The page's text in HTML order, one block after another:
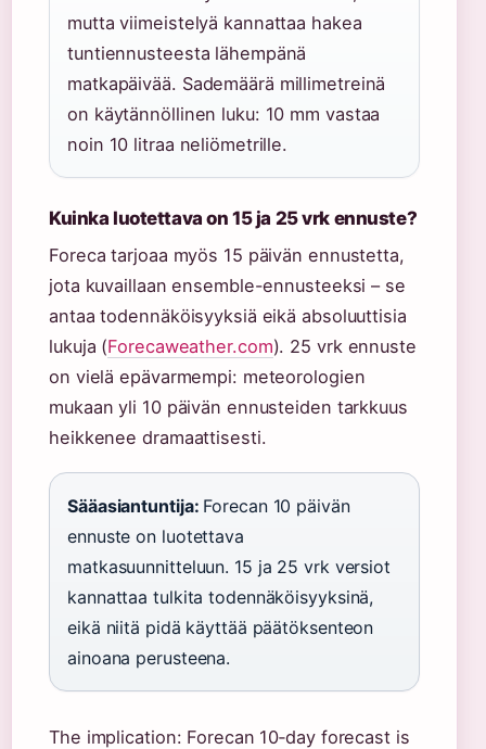
mutta viimeistelyä kannattaa hakea
tuntiennusteesta lähempänä
matkapäivää. Sademäärä millimetreinä
on käytännöllinen luku: 10 mm vastaa
noin 10 litraa neliömetrille.
Kuinka luotettava on 15 ja 25 vrk ennuste?
Foreca tarjoaa myös 15 päivän ennustetta,
jota kuvaillaan ensemble-ennusteeksi – se
antaa todennäköisyyksiä eikä absoluuttisia
lukuja (Forecaweather.com). 25 vrk ennuste
on vielä epävarmempi: meteorologien
mukaan yli 10 päivän ennusteiden tarkkuus
heikkenee dramaattisesti.
Sääasiantuntija: Forecan 10 päivän
ennuste on luotettava
matkasuunnitteluun. 15 ja 25 vrk versiot
kannattaa tulkita todennäköisyyksinä,
eikä niitä pidä käyttää päätöksenteon
ainoana perusteena.
The implication: Forecan 10‑day forecast is